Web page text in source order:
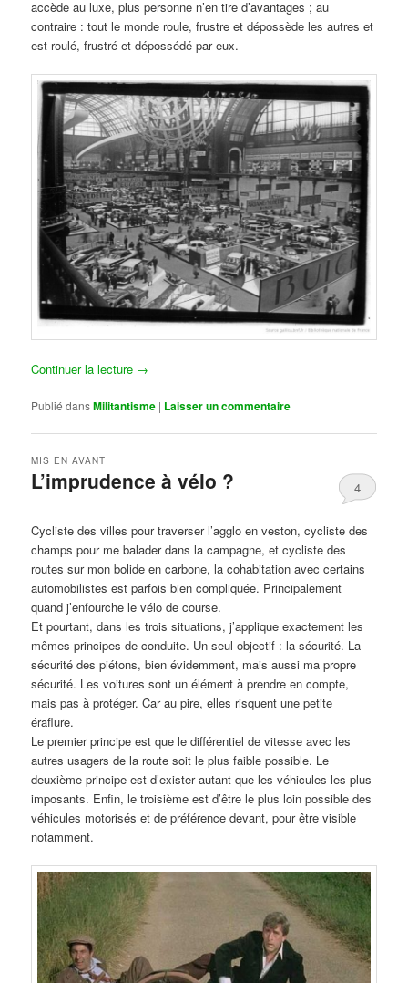
accède au luxe, plus personne n’en tire d’avantages ; au
contraire : tout le monde roule, frustre et dépossède les autres et
est roulé, frustré et dépossédé par eux.
Continuer la lecture →
Publié dansMilitantisme | Laisser un commentaire
L’imprudence à vélo ?
MIS EN AVANT
4
Cycliste des villes pour traverser l’agglo en veston, cycliste des
champs pour me balader dans la campagne, et cycliste des
routes sur mon bolide en carbone, la cohabitation avec certains
automobilistes est parfois bien compliquée. Principalement
quand j’enfourche le vélo de course.
Et pourtant, dans les trois situations, j’applique exactement les
mêmes principes de conduite. Un seul objectif : la sécurité. La
sécurité des piétons, bien évidemment, mais aussi ma propre
sécurité. Les voitures sont un élément à prendre en compte,
mais pas à protéger. Car au pire, elles risquent une petite
éraflure.
Le premier principe est que le différentiel de vitesse avec les
autres usagers de la route soit le plus faible possible. Le
deuxième principe est d’exister autant que les véhicules les plus
imposants. Enfin, le troisième est d’être le plus loin possible des
véhicules motorisés et de préférence devant, pour être visible
notamment.